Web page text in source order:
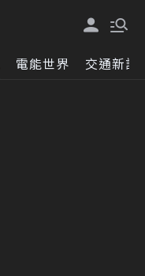
電能世界 交通新訊